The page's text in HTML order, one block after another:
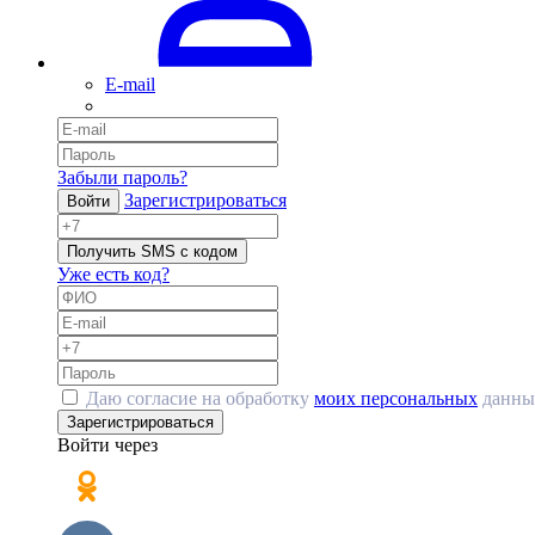
E-mail
Забыли пароль?
Войти Зарегистрироваться
Получить SMS с кодом
Уже есть код?
Даю согласие на обработку моих персональных
Зарегистрироваться
Войти через